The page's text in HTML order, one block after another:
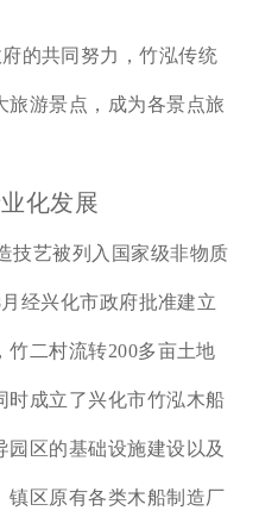
的共同努力，竹泓传统
旅游景点，成为各景点旅
化发展
技艺被列入国家级非物质
经兴化市政府批准建立
竹二村流转200多亩土地
时成立了兴化市竹泓木船
区的基础设施建设以及
镇区原有各类木船制造厂